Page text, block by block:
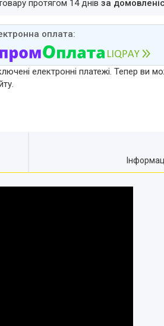
протягом 14 днів за
електронні платежі. Тепер ви